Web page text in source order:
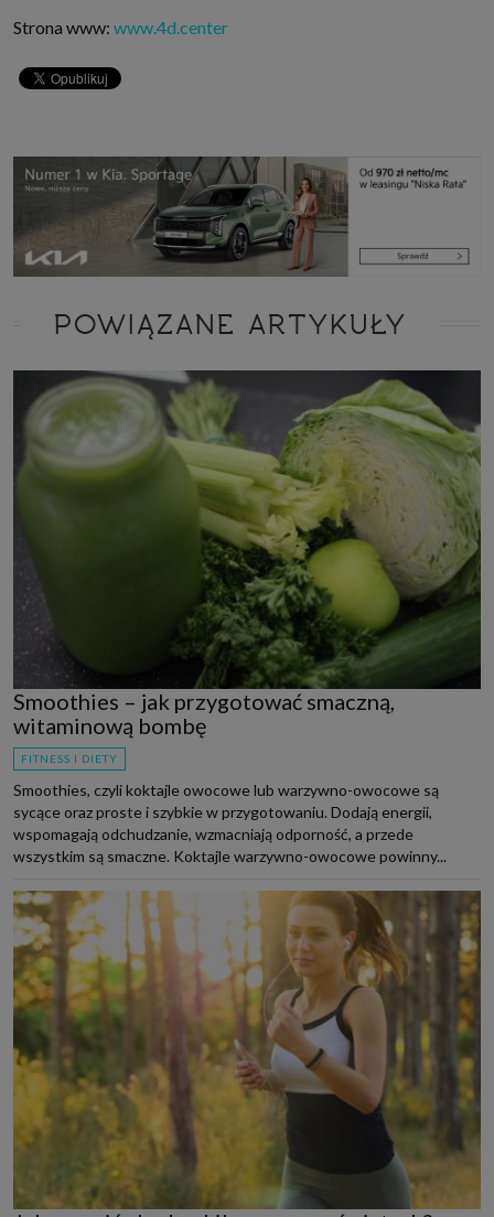
Strona www: www.4d.center
POWIĄZANE ARTYKUŁY
Smoothies – jak przygotować smaczną,
witaminową bombę
FITNESS I DIETY
Smoothies, czyli koktajle owocowe lub warzywno-owocowe są
sycące oraz proste i szybkie w przygotowaniu. Dodają energii,
wspomagają odchudzanie, wzmacniają odporność, a przede
wszystkim są smaczne. Koktajle warzywno-owocowe powinny...